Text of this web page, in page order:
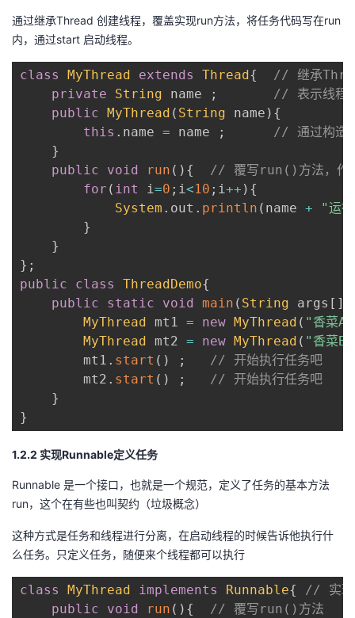
通过继承Thread 创建线程，覆盖实现run方法，将任务代码写在run
内，通过start 启动线程。
class MyThread extends Thread{
// 继承
private
String name ;
// 表示线程
public MyThread ( String name ) {
this . name = name ;
// 通过构造
}
public
void run ( ) {
// 覆写run()方法，作
for ( int i=0 ; i<10 ; i++ ) {
System . out . println ( name +
"运
}
}
} ;
public
class ThreadDemo{
public
static void main ( String args [ ]
MyThread mt1 = new MyThread ( "香菜A
MyThread mt2 = new MyThread ( "香菜B
        mt1
. start ( ) ;
// 开始执行任务吧
        mt2
. start ( ) ;
// 开始执行任务吧
}
}
1.2.2 实现Runnable定义任务
Runnable 是一个接口，也就是一个规范，定义了任务的基本方法
run，这个在有些也叫契约（垃圾概念）
这种方式是任务和线程进行分离，在启动线程的时候告诉他执行什
么任务。只定义任务，随便来个线程都可以执行
class MyThread implements Runnable{
// 实现
public
void run ( ) {
// 覆写run()方法